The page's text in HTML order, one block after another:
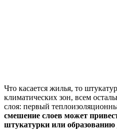
Что касается жилья, то
климатических зон, всем
слоя: первый
смешение слоев может
штукатурки или образованию